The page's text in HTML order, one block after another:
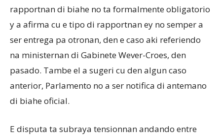
rapportnan di biahe no ta formalmente obligatorio
y a afirma cu e tipo di rapportnan ey no semper a
ser entrega pa otronan, den e caso aki referiendo
na ministernan di Gabinete Wever-Croes, den
pasado. Tambe el a sugeri cu den algun caso
anterior, Parlamento no a ser notifica di antemano
di biahe oficial.
E disputa ta subraya tensionnan andando entre